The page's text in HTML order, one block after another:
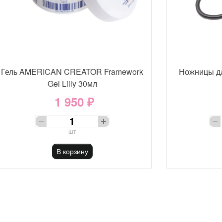
Гель AMERICAN CREATOR Framework
Gel Lilly 30мл
1 950 ₽
шт
В корзину
Ножницы